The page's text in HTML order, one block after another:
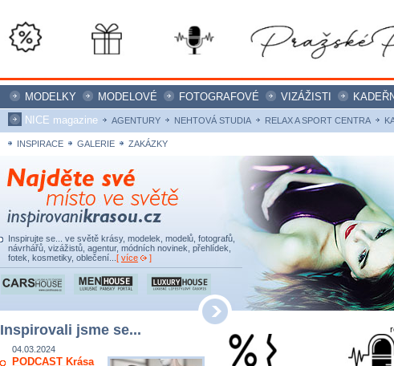
MODELKY MODELOVÉ FOTOGRAFOVÉ VIZÁŽISTI
NICE magazine
AGENTURY NEHTOVÁ STUDIA RELAX A SPORT CENTRA
INSPIRACE GALERIE ZAKÁZKY
Inspirujte se... ve světě krásy, modelek, modelů, fotografů,
návrhářů, vizážistů, agentur, módních novinek, přehlídek,
fotek, kosmetiky, oblečení... [ více ]
Inspirovali jsme se...
04.03.2024
PODCAST Krása